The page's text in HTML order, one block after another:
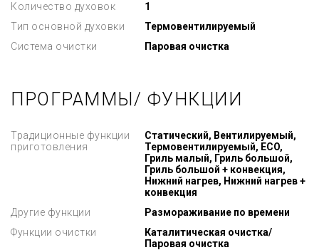
Количество духовок
1
Тип основной духовки
Термовентилируемый
Система очистки
Паровая очистка
ПРОГРАММЫ/ ФУНКЦИИ
Традиционные функции
приготовления
Статический, Вентилируемый,
Термовентилируемый, ECO,
Гриль малый, Гриль большой,
Гриль большой + конвекция,
Нижний нагрев, Нижний нагрев +
конвекция
Другие функции
Размораживание по времени
Функции очистки
Каталитическая очистка/
Паровая очистка